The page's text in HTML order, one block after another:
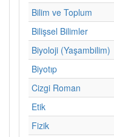
Bilim ve Toplum
Bilişsel Bilimler
Biyoloji (Yaşambilim)
Biyotıp
Cizgi Roman
Etik
Fizik